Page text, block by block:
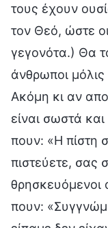
τους έχουν
τον Θεό, ώστε
γεγονότα.) Θα
άνθρωποι
Ακόμη κι αν
είναι σωστά
πουν: «Η πίστη
πιστεύετε, σας
θρησκευόμενοι
πουν: